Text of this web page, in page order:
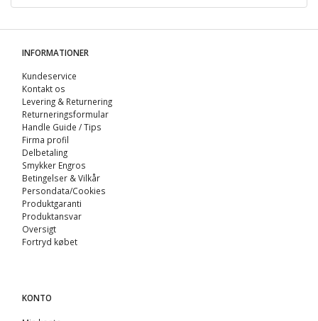
INFORMATIONER
Kundeservice
Kontakt os
Levering & Returnering
Returneringsformular
Handle Guide / Tips
Firma profil
Delbetaling
Smykker Engros
Betingelser & Vilkår
Persondata/Cookies
Produktgaranti
Produktansvar
Oversigt
Fortryd købet
KONTO